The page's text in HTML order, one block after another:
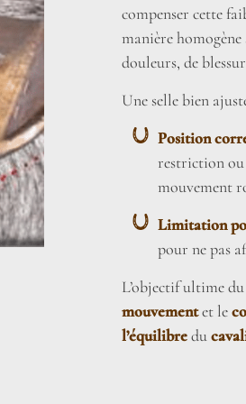
compenser cette
manière
douleurs, de
Une selle bien
Position
restriction
mouvement
Limitation
pour ne pas
L’objectif ultime
mouvementet le
l’équilibredu